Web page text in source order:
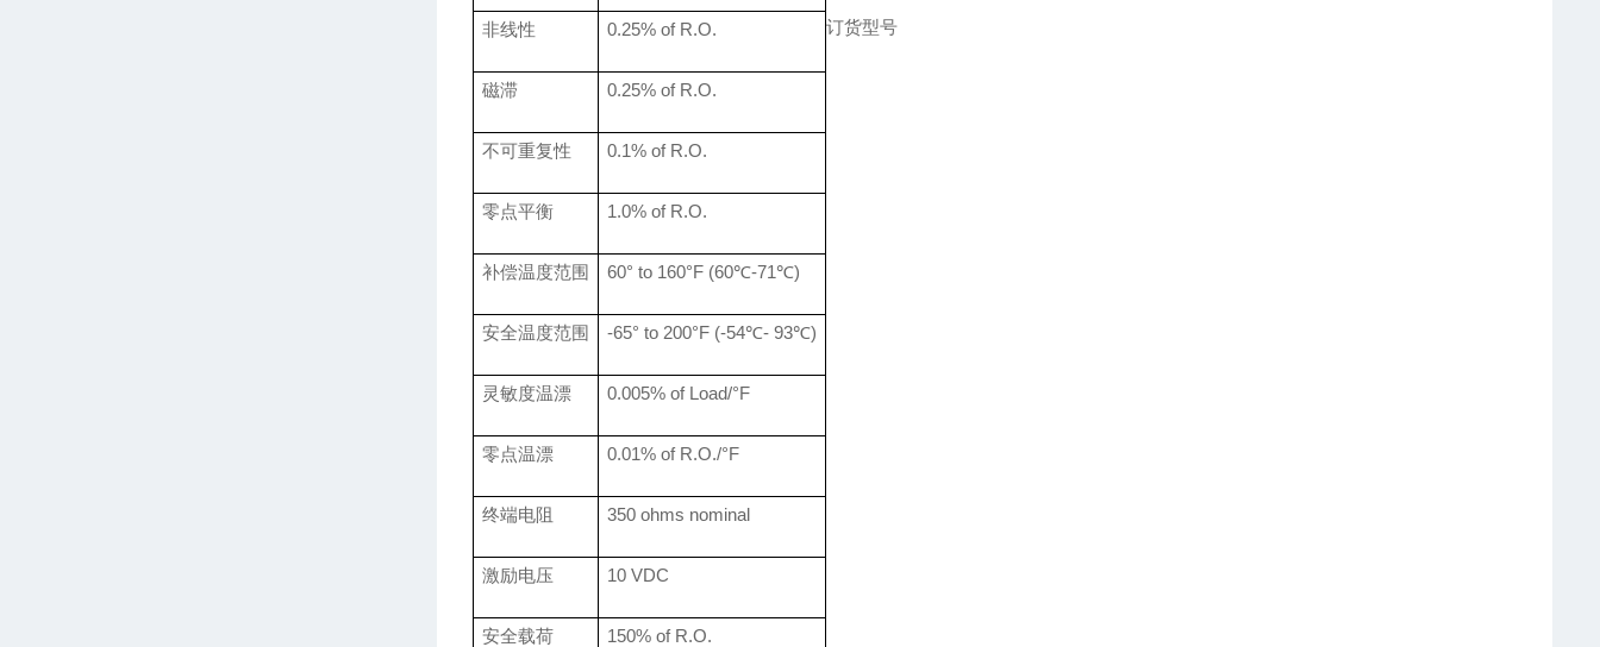
非线性 0.25% of R.O.
磁滞 0.25% of R.O.
不可重复性 0.1% of R.O.
零点平衡 1.0% of R.O.
补偿温度范围 60° to 160°F (60℃-71℃)
安全温度范围 -65° to 200°F (-54℃- 93℃)
灵敏度温漂 0.005% of Load/°F
零点温漂 0.01% of R.O./°F
终端电阻 350ohms nominal
激励电压 10 VDC
安全载荷 150% of R.O.
订货型号